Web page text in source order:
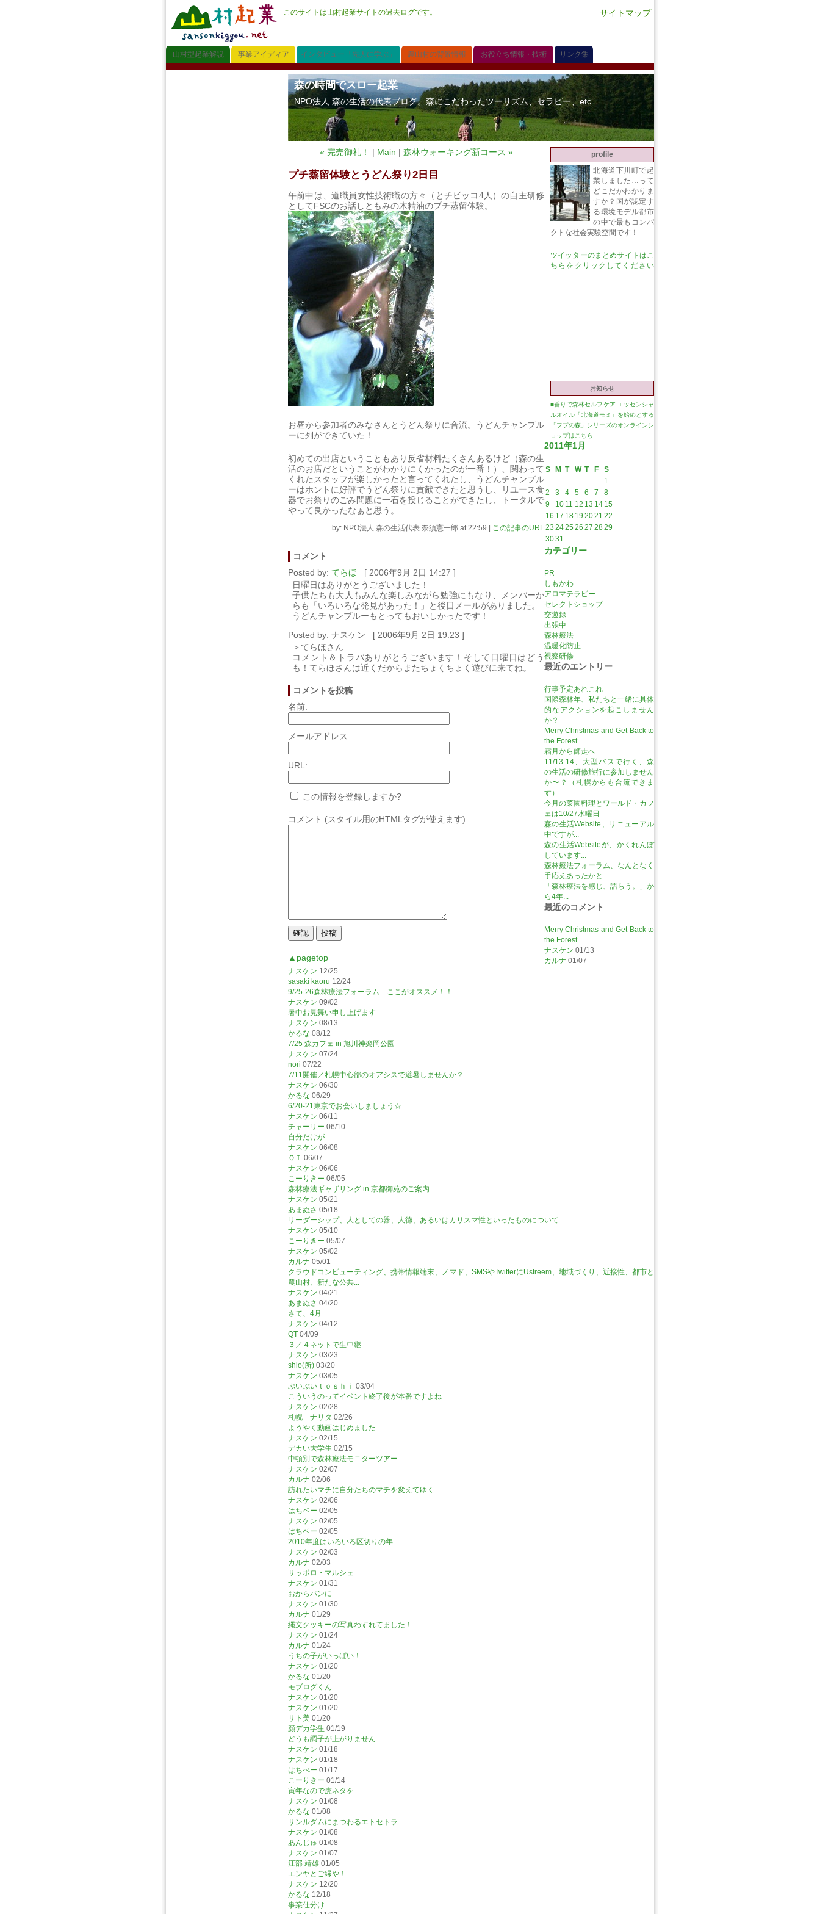
このサイトは山村起業サイトの過去ログです。 サイトマップ
山村型起業解説 事業アイディア インタビュー「先人に学ぶ」 農山村の背景情報 お役立ち情報・技術 リンク集
森の時間でスロー起業
NPO法人 森の生活の代表ブログ。森にこだわったツーリズム、セラピー、etc…
« 完売御礼！ | Main | 森林ウォーキング新コース »
プチ蒸留体験とうどん祭り2日目
午前中は、道職員女性技術職の方々（とチビッコ4人）の自主研修
としてFSCのお話しともみの木精油のプチ蒸留体験。
お昼から参加者のみなさんとうどん祭りに合流。うどんチャンプル
ーに列ができていた！
初めての出店ということもあり反省材料たくさんあるけど（森の生
活のお店だということがわかりにくかったのが一番！）、関わって
くれたスタッフが楽しかったと言ってくれたし、うどんチャンプル
ーはホントに好評でうどん祭りに貢献できたと思うし、リユース食
器でお祭りのごみ問題に一石を投じることができたし、トータルで
やって良かったなぁと思う。
by: NPO法人 森の生活代表 奈須憲一郎 at 22:59 この記事のURL
コメント
Posted by: てらほ [ 2006年9月 2日 14:27 ]
日曜日はありがとうございました！
子供たちも大人もみんな楽しみながら勉強にもなり、メンバーか
らも「いろいろな発見があった！」と後日メールがありました。
うどんチャンプルーもとってもおいしかったです！
Posted by: ナスケン [ 2006年9月 2日 19:23 ]
＞てらほさん
コメント＆トラバありがとうございます！そして日曜日はどう
も！てらほさんは近くだからまたちょくちょく遊びに来てね。
コメントを投稿
名前:
メールアドレス:
URL:
この情報を登録しますか?
コメント:(スタイル用のHTMLタグが使えます)
▲pagetop
profile
北海道下川町で起
業しました…って
どこだかわかりま
すか？国が認定す
る環境モデル都市
の中で最もコンパ
クトな社会実験空間です！
ツイッターのまとめサイトはこ
ちらをクリックしてください
お知らせ
■香りで森林セルフケア エッセンシャ
ルオイル「北海道モミ」を始めとする
「フプの森」シリーズのオンラインシ
ョップはこちら
2011年1月
S M T W T F
S
1
2
3 4 5 6 7
8
9
10 11 12 13 14 15
16 17 18 19 2021 22
23 2425 26 27 2829
3031
カテゴリー
PR
しもかわ
アロマテラピー
セレクトショップ
交遊録
出張中
森林療法
温暖化防止
視察研修
最近のエントリー
行事予定あれこれ
国際森林年、私たちと一緒に具体
的なアクションを起こしません
か？
Merry Christmas and Get Back to
the Forest.
霜月から師走へ
11/13-14、大型バスで行く、森
の生活の研修旅行に参加しません
か〜？（札幌からも合流できま
す）
今月の菜園料理とワールド・カフ
ェは10/27水曜日
森の生活Website、リニューアル
中ですが...
森の生活Websiteが、かくれんぼ
しています...
森林療法フォーラム、なんとなく
手応えあったかと...
「森林療法を感じ、語らう。」か
ら4年...
最近のコメント
Merry Christmas and Get Back to
the Forest.
ナスケン 01/13
カルナ 01/07
ナスケン 12/25
sasaki kaoru 12/24
9/25-26森林療法フォーラム ここがオススメ！！
ナスケン 09/02
暑中お見舞い申し上げます
ナスケン 08/13
かるな 08/12
7/25 森カフェ in 旭川神楽岡公園
ナスケン 07/24
nori 07/22
7/11開催／札幌中心部のオアシスで避暑しませんか？
ナスケン 06/30
かるな 06/29
6/20-21東京でお会いしましょう☆
ナスケン 06/11
チャーリー 06/10
自分だけが...
ナスケン 06/08
ＱＴ 06/07
ナスケン 06/06
こーりきー 06/05
森林療法ギャザリング in 京都御苑のご案内
ナスケン 05/21
あまぬさ 05/18
リーダーシップ、人としての器、人徳、あるいはカリスマ性といったものについて
ナスケン 05/10
こーりきー 05/07
ナスケン 05/02
カルナ 05/01
クラウドコンピューティング、携帯情報端末、ノマド、SMSやTwitterにUstreem、地域づくり、近接性、都市と
農山村、新たな公共...
ナスケン 04/21
あまぬさ 04/20
さて、4月
ナスケン 04/12
QT 04/09
３／４ネットで生中継
ナスケン 03/23
shio(所) 03/20
ナスケン 03/05
ぷいぷいｔｏｓｈｉ 03/04
こういうのってイベント終了後が本番ですよね
ナスケン 02/28
札幌 ナリタ 02/26
ようやく動画はじめました
ナスケン 02/15
デカい大学生 02/15
中頓別で森林療法モニターツアー
ナスケン 02/07
カルナ 02/06
訪れたいマチに自分たちのマチを変えてゆく
ナスケン 02/06
はちベー 02/05
ナスケン 02/05
はちベー 02/05
2010年度はいろいろ区切りの年
ナスケン 02/03
カルナ 02/03
サッポロ・マルシェ
ナスケン 01/31
おからパンに
ナスケン 01/30
カルナ 01/29
縄文クッキーの写真わすれてました！
ナスケン 01/24
カルナ 01/24
うちの子がいっぱい！
ナスケン 01/20
かるな 01/20
モブログくん
ナスケン 01/20
ナスケン 01/20
サト美 01/20
顔デカ学生 01/19
どうも調子が上がりません
ナスケン 01/18
ナスケン 01/18
はちべー 01/17
こーりきー 01/14
寅年なので虎ネタを
ナスケン 01/08
かるな 01/08
サンルダムにまつわるエトセトラ
ナスケン 01/08
あんじゅ 01/08
ナスケン 01/07
江部 靖雄 01/05
エンヤとご縁や！
ナスケン 12/20
かるな 12/18
事業仕分け